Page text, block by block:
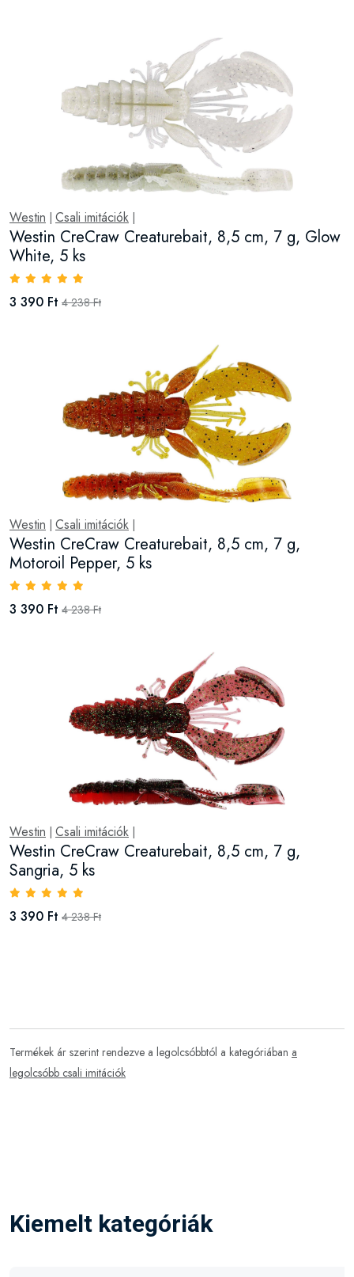
Westin Csali imitációk
Westin CreCraw Creaturebait, 8,5 cm, 7 g, Glow
White, 5 ks
3 390 Ft 4 238 Ft
Westin Csali imitációk
Westin CreCraw Creaturebait, 8,5 cm, 7 g,
Motoroil Pepper, 5 ks
3 390 Ft 4 238 Ft
Westin Csali imitációk
Westin CreCraw Creaturebait, 8,5 cm, 7 g,
Sangria, 5 ks
3 390 Ft 4 238 Ft
Termékek ár szerint rendezve a legolcsóbbtól a kategóriában a
legolcsóbb csali imitációk
Kiemelt kategóriák